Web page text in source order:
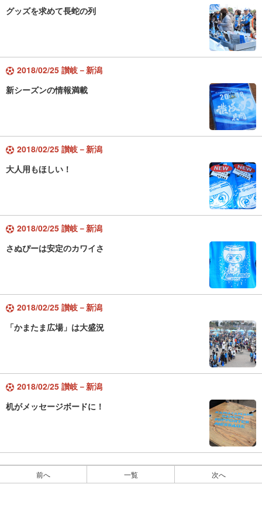
グッズを求めて長蛇の列
2018/02/25 讃岐－新潟
新シーズンの情報満載
2018/02/25 讃岐－新潟
大人用もほしい！
2018/02/25 讃岐－新潟
さぬぴーは安定のカワイさ
2018/02/25 讃岐－新潟
「かまたま広場」は大盛況
2018/02/25 讃岐－新潟
机がメッセージボードに！
前へ 一覧 次へ